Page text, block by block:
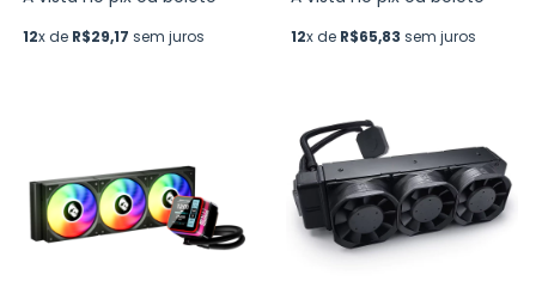
12x de R$29,17 sem juros 12x de R$65,83 sem juros